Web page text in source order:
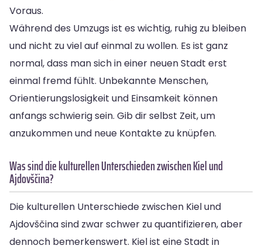
Voraus.
Während des Umzugs ist es wichtig, ruhig zu bleiben
und nicht zu viel auf einmal zu wollen. Es ist ganz
normal, dass man sich in einer neuen Stadt erst
einmal fremd fühlt. Unbekannte Menschen,
Orientierungslosigkeit und Einsamkeit können
anfangs schwierig sein. Gib dir selbst Zeit, um
anzukommen und neue Kontakte zu knüpfen.
Was sind die kulturellen Unterschieden zwischen Kiel und
Ajdovščina?
Die kulturellen Unterschiede zwischen Kiel und
Ajdovščina sind zwar schwer zu quantifizieren, aber
dennoch bemerkenswert. Kiel ist eine Stadt in